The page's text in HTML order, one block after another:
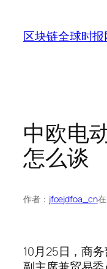
区块链全球时报
中欧电
怎么谈
作者： jfoejdfoa_cn在
10月25日，商